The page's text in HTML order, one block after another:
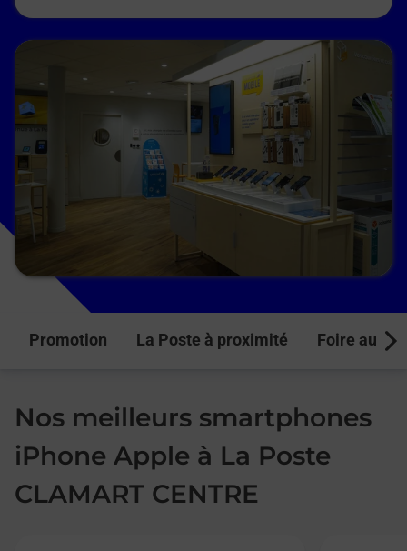
Promotion La Poste à proximité Foire aux
Nos meilleurs smartphones
iPhone Apple à La Poste
CLAMART CENTRE